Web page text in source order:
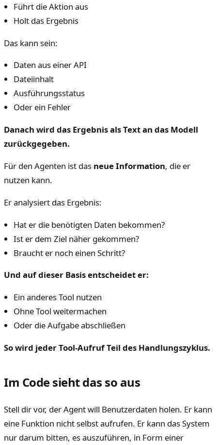
Führt die Aktion aus
Holt das Ergebnis
Das kann sein:
Daten aus einer API
Dateiinhalt
Ausführungsstatus
Oder ein Fehler
Danach wird das Ergebnis als Text an das Modell
zurückgegeben.
Für den Agenten ist das neue Information, die er
nutzen kann.
Er analysiert das Ergebnis:
Hat er die benötigten Daten bekommen?
Ist er dem Ziel näher gekommen?
Braucht er noch einen Schritt?
Und auf dieser Basis entscheidet er:
Ein anderes Tool nutzen
Ohne Tool weitermachen
Oder die Aufgabe abschließen
So wird jeder Tool-Aufruf Teil des Handlungszyklus.
Im Code sieht das so aus
Stell dir vor, der Agent will Benutzerdaten holen. Er kann
eine Funktion nicht selbst aufrufen. Er kann das System
nur darum bitten, es auszuführen, in Form einer